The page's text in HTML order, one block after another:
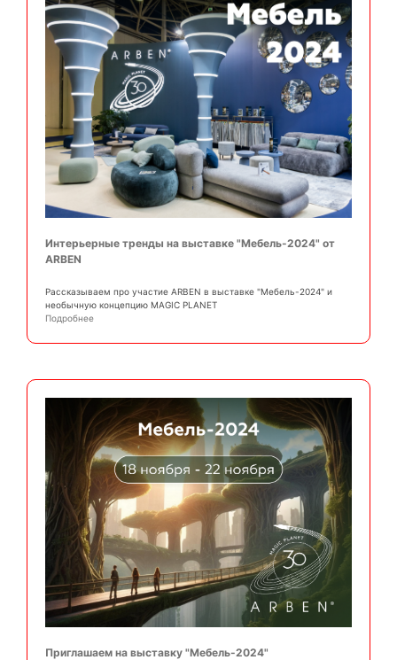
Интерьерные тренды на выставке "Мебель-2024" от
ARBEN
Рассказываем про участие ARBEN в выставке "Мебель-2024" и
необычную концепцию MAGIC PLANET
Подробнее
Приглашаем на выставку "Мебель-2024"